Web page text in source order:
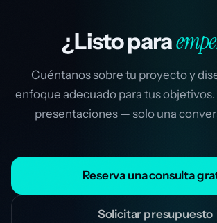
¿Listo para
Cuéntanos sobre tu proyecto y
enfoque adecuado para tus objetivos.
presentaciones — solo una
Reserva una consulta
Solicitar presupuesto